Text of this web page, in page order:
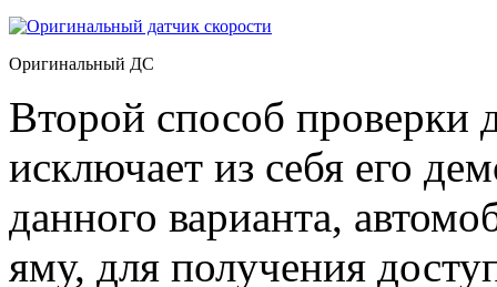
Оригинальный ДС
Второй способ проверки
исключает из себя его
данного варианта,
яму, для получения